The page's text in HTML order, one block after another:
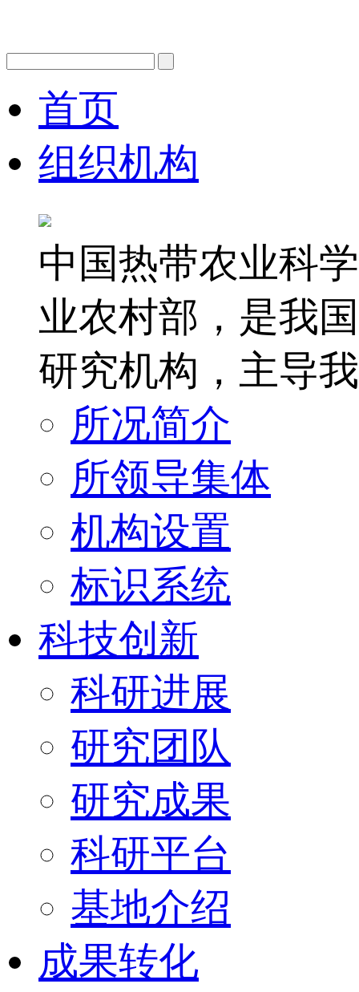
首页
组织机构
中国热带农业科
业农村部，是我
研究机构，主导
所况简介
所领导集体
机构设置
标识系统
科技创新
科研进展
研究团队
研究成果
科研平台
基地介绍
成果转化